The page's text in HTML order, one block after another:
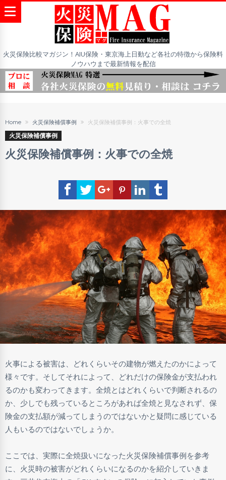
火災保険比較マガジン！AIU保険・東京海上日動など各社の特徴から保険料
ノウハウまで最新情報を配信
Home 火災保険補償事例 火災保険補償事例：火事での全焼
火災保険補償事例
火災保険補償事例：火事での全焼
火事による被害は、どれくらいその建物が燃えたのかによって
様々です。そしてそれによって、どれだけの保険金が支払われ
るのかも変わってきます。全焼とはどれくらいで判断されるの
か、少しでも残っているところがあれば全焼と見なされず、保
険金の支払額が減ってしまうのではないかと疑問に感じている
人もいるのではないでしょうか。
ここでは、実際に全焼扱いになった火災保険補償事例を参考
に、火災時の被害がどれくらいになるのかを紹介していきま